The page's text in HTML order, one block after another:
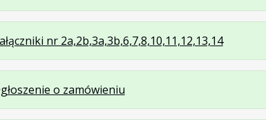
docx
kB
Plik
w
formacie:
docx
Rozmiar
pliku:
19
kB
nr 2a,2b,3a,3b,6,7,8,10,11,12,13,14.
Plik
w
docx
.
Rozmiar
pliku:
kB
o zamówieniu.
Plik
.
Rozmiar
.
Otwiera